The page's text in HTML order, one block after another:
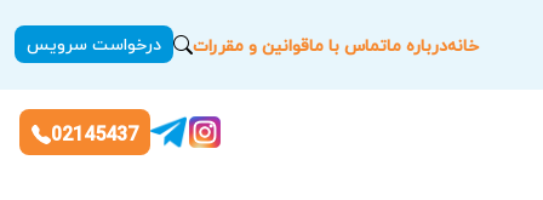
خانهدرباره ماتماس با ماقوانین و مقررات درخواست سرویس
02145437